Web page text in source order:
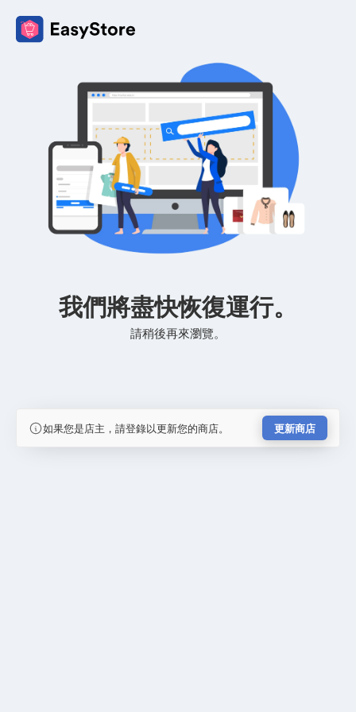
我們將盡快恢復運行。
請稍後再來瀏覽。
如果您是店主，請登錄以更新您的商店。 更新商店